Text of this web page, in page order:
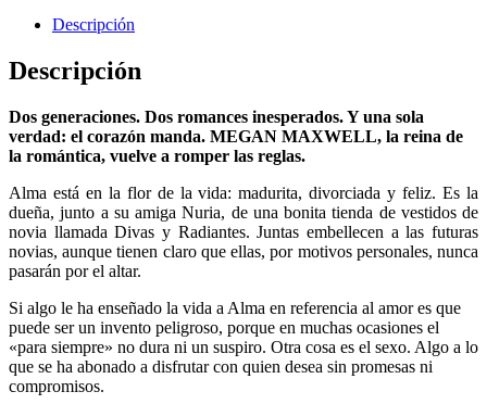
Descripción
Descripción
Dos generaciones. Dos romances inesperados. Y una sola
verdad: el corazón manda. MEGAN MAXWELL, la reina de
la romántica, vuelve a romper las reglas.
Alma está en la flor de la vida: madurita, divorciada y feliz. Es la
dueña, junto a su amiga Nuria, de una bonita tienda de vestidos de
novia llamada Divas y Radiantes. Juntas embellecen a las futuras
novias, aunque tienen claro que ellas, por motivos personales, nunca
pasarán por el altar.
Si algo le ha enseñado la vida a Alma en referencia al amor es que
puede ser un invento peligroso, porque en muchas ocasiones el
«para siempre» no dura ni un suspiro. Otra cosa es el sexo. Algo a lo
que se ha abonado a disfrutar con quien desea sin promesas ni
compromisos.